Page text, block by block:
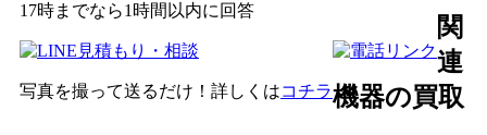
17時までなら1時間以内に回答
写真を撮って送るだけ！詳しくはコチラ
関
連
機器の買取